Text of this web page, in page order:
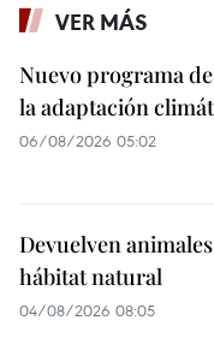
VER MÁS
Nuevo programa
la adaptación
06/08/2026 05:02
Devuelven
hábitat natural
04/08/2026 08:05